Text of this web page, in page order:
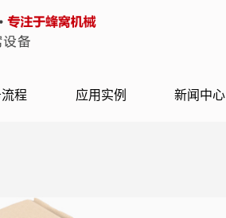
程 应用实例 新闻中心